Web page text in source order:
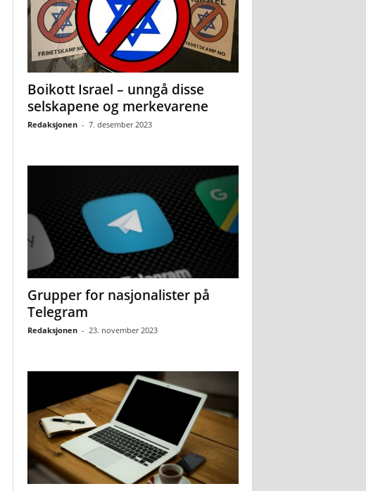
Boikott Israel – unngå disse
selskapene og merkevarene
Redaksjonen - 7. desember 2023
Grupper for nasjonalister på
Telegram
Redaksjonen - 23. november 2023